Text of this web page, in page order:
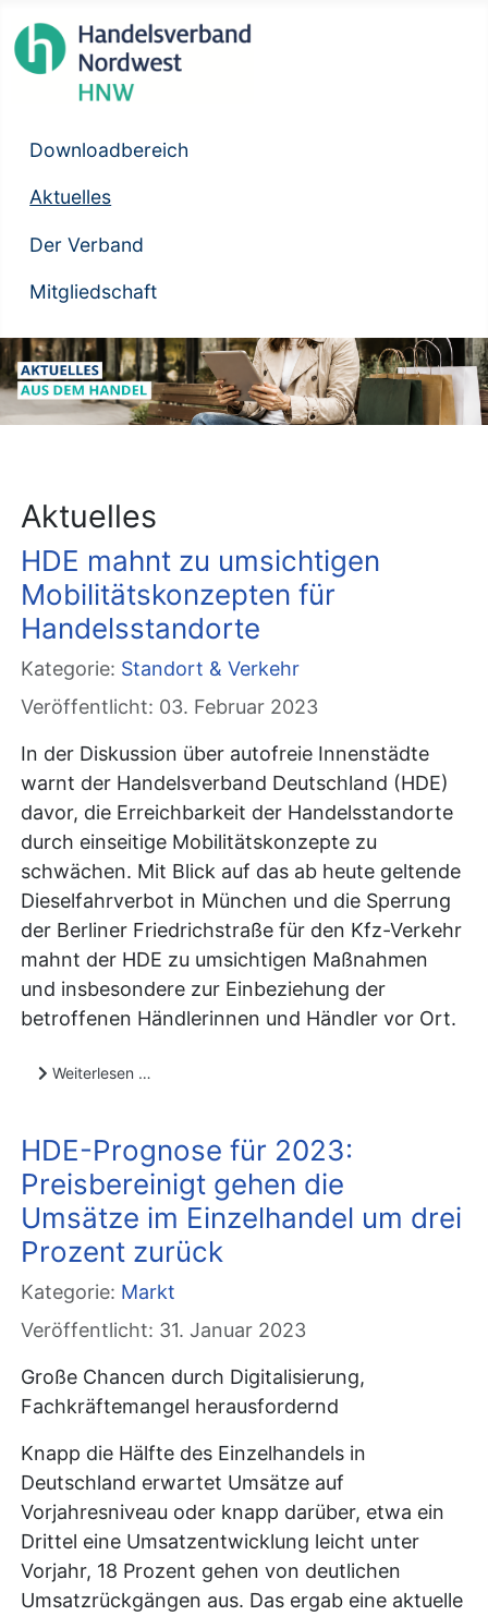
Downloadbereich
Aktuelles
Der Verband
Mitgliedschaft
Aktuelles
HDE mahnt zu umsichtigen
Mobilitätskonzepten für
Handelsstandorte
Kategorie: Standort & Verkehr
Veröffentlicht: 03. Februar 2023
In der Diskussion über autofreie Innenstädte
warnt der Handelsverband Deutschland (HDE)
davor, die Erreichbarkeit der Handelsstandorte
durch einseitige Mobilitätskonzepte zu
schwächen. Mit Blick auf das ab heute geltende
Dieselfahrverbot in München und die Sperrung
der Berliner Friedrichstraße für den Kfz-Verkehr
mahnt der HDE zu umsichtigen Maßnahmen
und insbesondere zur Einbeziehung der
betroffenen Händlerinnen und Händler vor Ort.
Weiterlesen …
HDE-Prognose für 2023:
Preisbereinigt gehen die
Umsätze im Einzelhandel um drei
Prozent zurück
Kategorie: Markt
Veröffentlicht: 31. Januar 2023
Große Chancen durch Digitalisierung,
Fachkräftemangel herausfordernd
Knapp die Hälfte des Einzelhandels in
Deutschland erwartet Umsätze auf
Vorjahresniveau oder knapp darüber, etwa ein
Drittel eine Umsatzentwicklung leicht unter
Vorjahr, 18 Prozent gehen von deutlichen
Umsatzrückgängen aus. Das ergab eine aktuelle